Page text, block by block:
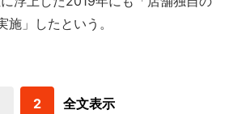
」したという。
2 全文表示